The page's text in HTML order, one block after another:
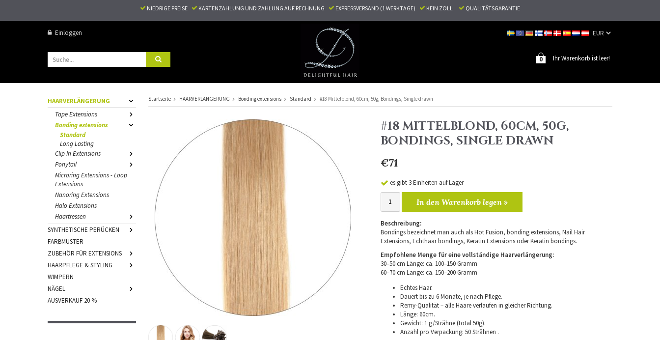
NIEDRIGE PREISE KARTENZAHLUNG UND ZAHLUNG AUF RECHNUNG EXPRESSVERSAND (1 WERKTAGE) KEIN ZOLL QUALITÄTSGARANTIE
Einloggen
Ihr Warenkorb ist leer!
0
HAARVERLÄNGERUNG
Tape Extensions
Bonding extensions
Standard
Long Lasting
Clip In Extensions
Ponytail
Microring Extensions - Loop
Extensions
Nanoring Extensions
Halo Extensions
Haartressen
SYNTHETISCHE PERÜCKEN
FARBMUSTER
ZUBEHÖR FÜR EXTENSIONS
HAARPFLEGE & STYLING
WIMPERN
NÄGEL
AUSVERKAUF 20 %
Startseite HAARVERLÄNGERUNG Bonding extensions Standard #18 Mittelblond, 60cm, 50g, Bondings, Single drawn
#18 MITTELBLOND, 60CM, 50G,
BONDINGS, SINGLE DRAWN
€71
es gibt 3 Einheiten auf Lager
In den Warenkorb legen »
Beschreibung:
Bondings bezeichnet man auch als Hot Fusion, bonding extensions, Nail Hair
Extensions, Echthaar bondings, Keratin Extensions oder Keratin bondings.
Empfohlene Menge für eine vollständige Haarverlängerung:
30–50 cm Länge: ca. 100–150 Gramm
60–70 cm Länge: ca. 150–200 Gramm
Echtes Haar.
Dauert bis zu 6 Monate, je nach Pflege.
Remy-Qualität – alle Haare verlaufen in gleicher Richtung.
Länge: 60cm.
Gewicht: 1 g/Strähne (total 50g).
Anzahl pro Verpackung: 50 Strähnen .